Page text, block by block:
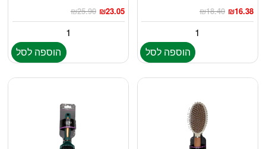
₪18.40 ₪16.38
הוספה לסל
₪25.90 ₪23.05
הוספה לסל